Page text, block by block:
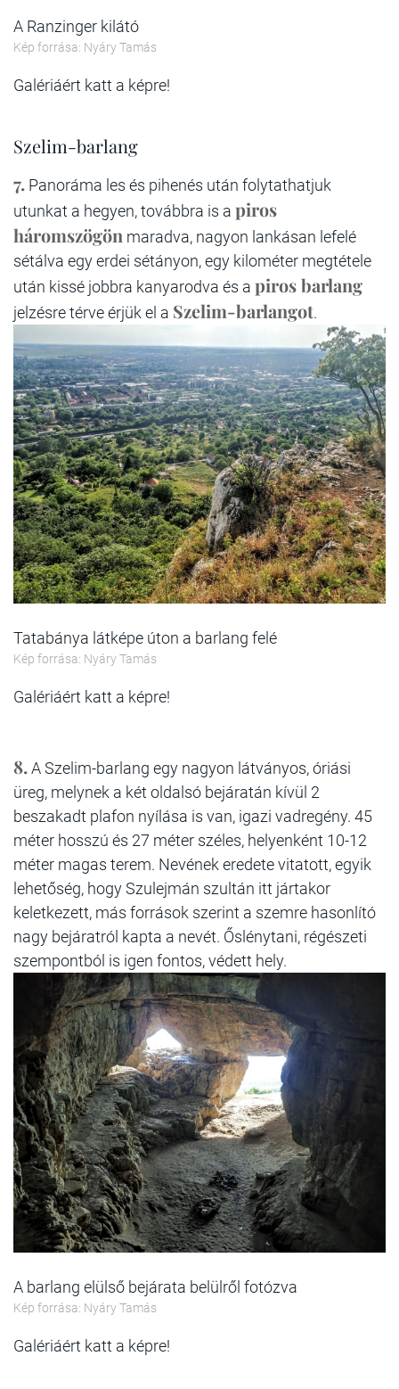
A Ranzinger kilátó
Kép forrása: Nyáry Tamás
Galériáért katt a képre!
Szelim-barlang
7. Panoráma les és pihenés után folytathatjuk
utunkat a hegyen, továbbra is a piros
háromszögön maradva, nagyon lankásan lefelé
sétálva egy erdei sétányon, egy kilométer megtétele
után kissé jobbra kanyarodva és a piros barlang
jelzésre térve érjük el a Szelim-barlangot.
Tatabánya látképe úton a barlang felé
Kép forrása: Nyáry Tamás
Galériáért katt a képre!
8.A Szelim-barlang egy nagyon látványos, óriási
üreg, melynek a két oldalsó bejáratán kívül 2
beszakadt plafon nyílása is van, igazi vadregény. 45
méter hosszú és 27 méter széles, helyenként 10-12
méter magas terem. Nevének eredete vitatott, egyik
lehetőség, hogy Szulejmán szultán itt jártakor
keletkezett, más források szerint a szemre hasonlító
nagy bejáratról kapta a nevét. Őslénytani, régészeti
szempontból is igen fontos, védett hely.
A barlang elülső bejárata belülről fotózva
Kép forrása: Nyáry Tamás
Galériáért katt a képre!